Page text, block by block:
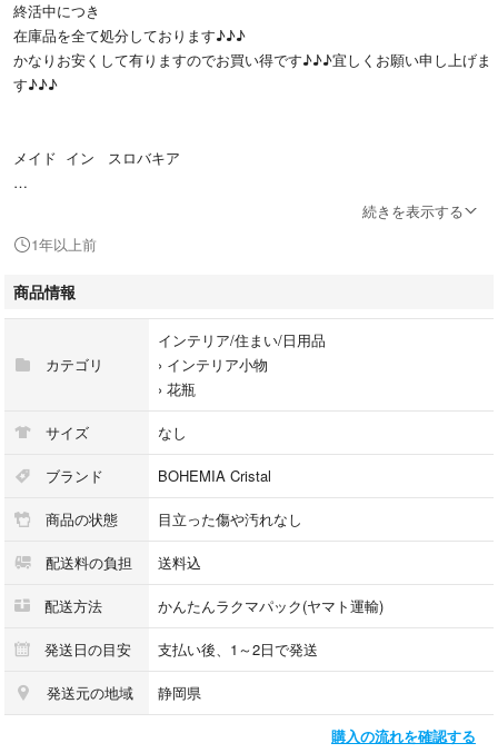
終活中につき
在庫品を全て処分しております♪♪♪
かなりお安くして有りますのでお買い得です♪♪♪宜しくお願い申し上げま
す♪♪♪
メイド イン スロバキア
まとめて 2台
サイズ ゴールド 高さ 26cm
レッド 高さ 26cm
口径 12cm
さすがの 伝統文化工芸品の スロバキアの
素晴らしいお品です
ゴールドの の方は ガレ風に金彩を惜しげもなく
使い，ゴージャスで凄く 上品なものです♪♪♪
直ぐに、お花を飾りたく成りますねー♪♪♪
ご覧くださいまして有難うございました♪♪♪
続きを表示する
1年以上前
商品情報
カテゴリ
インテリア/住まい/日用品
› インテリア小物
› 花瓶
サイズ なし
ブランド BOHEMIA Cristal
商品の状態 目立った傷や汚れなし
配送料の負担 送料込
配送方法 かんたんラクマパック(ヤマト運輸)
発送日の目安 支払い後、1～2日で発送
発送元の地域 静岡県
購入の流れを確認する